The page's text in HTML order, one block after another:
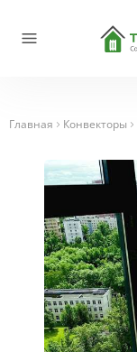
Главная Конвекторы